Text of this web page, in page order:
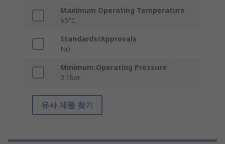
Maximum Operating Temperature
65°C
Standards/Approvals
No
Minimum Operating Pressure
0.1bar
유사 제품 찾기